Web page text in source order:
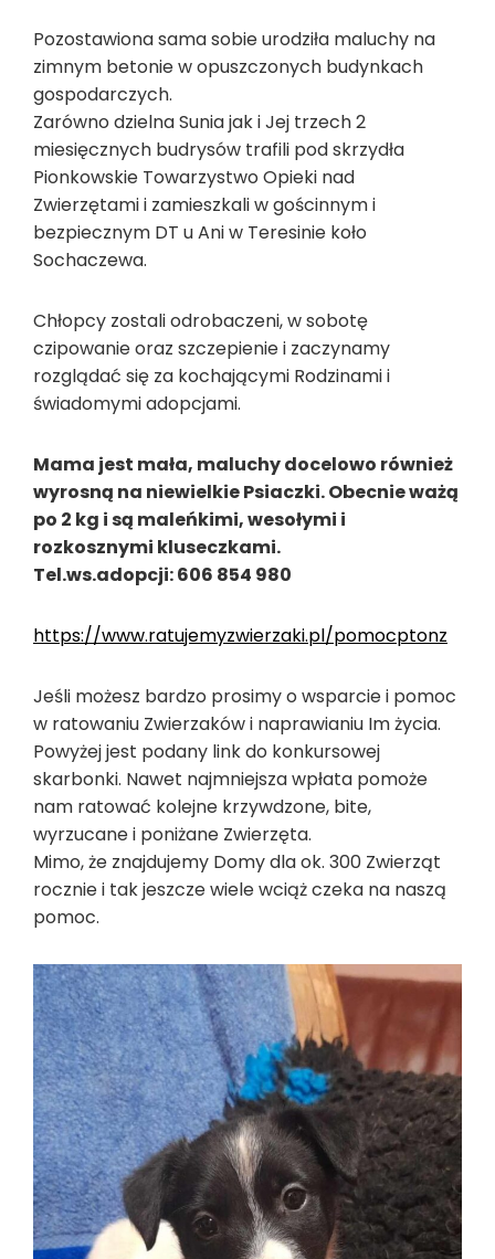
Pozostawiona sama sobie urodziła maluchy na
zimnym betonie w opuszczonych budynkach
gospodarczych.
Zarówno dzielna Sunia jak i Jej trzech 2
miesięcznych budrysów trafili pod skrzydła
Pionkowskie Towarzystwo Opieki nad
Zwierzętami i zamieszkali w gościnnym i
bezpiecznym DT u Ani w Teresinie koło
Sochaczewa.
Chłopcy zostali odrobaczeni, w sobotę
czipowanie oraz szczepienie i zaczynamy
rozglądać się za kochającymi Rodzinami i
świadomymi adopcjami.
Mama jest mała, maluchy docelowo również
wyrosną na niewielkie Psiaczki. Obecnie ważą
po 2 kg i są maleńkimi, wesołymi i
rozkosznymi kluseczkami.
Tel.ws.adopcji: 606 854 980
https://www.ratujemyzwierzaki.pl/pomocptonz
Jeśli możesz bardzo prosimy o wsparcie i pomoc
w ratowaniu Zwierzaków i naprawianiu Im życia.
Powyżej jest podany link do konkursowej
skarbonki. Nawet najmniejsza wpłata pomoże
nam ratować kolejne krzywdzone, bite,
wyrzucane i poniżane Zwierzęta.
Mimo, że znajdujemy Domy dla ok. 300 Zwierząt
rocznie i tak jeszcze wiele wciąż czeka na naszą
pomoc.